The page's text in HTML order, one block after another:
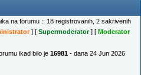
na forumu :: 18 registrovanih, 2 sakrivenih
] [ Supermoderator] [ Moderator
ikad bilo je 16981 - dana 24 Jun 2026